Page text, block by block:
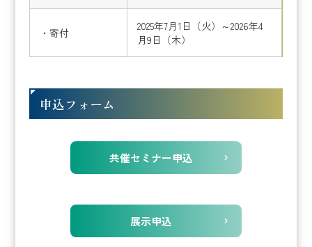
・寄付
2025年7月1日（火）～2026年4
月9日（木）
申込フォーム
共催セミナー申込
展示申込